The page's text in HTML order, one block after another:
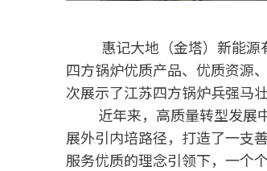
惠记大地（金塔）新能
四方锅炉优质产品、优质资源
次展示了江苏四方锅炉兵强马
近年来，高质量转型发展
展外引内培路径，打造了一支
服务优质的理念引领下，一个